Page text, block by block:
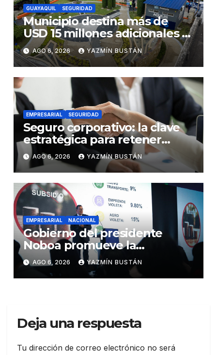
GUAYAQUIL SEGURIDAD
Municipio destina más de
USD 15 millones adicionales a
SEGURA EP para fortalecer la
seguridad ciudadana
AGO 6, 2026 YAZMÍN BUSTÁN
EMPRESARIAL SEGURIDAD
Seguro corporativo: la clave
estratégica para retener
talento en Ecuador
AGO 6, 2026 YAZMÍN BUSTÁN
EMPRESARIAL NACIONAL
Gobierno del presidente
Noboa promueve la
autonomía económica de las
mujeres con más de USD 45
millones en financiamiento
AGO 6, 2026 YAZMÍN BUSTÁN
Deja una respuesta
Tu dirección de correo electrónico no será